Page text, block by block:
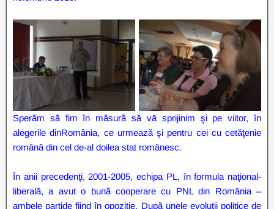
Sperăm să fim în măsură să vă sprijinim şi pe viitor, în
alegerile dinRomânia, ce urmează şi pentru cei cu cetăţenie
română din cel de-al doilea stat românesc.
În anii precedenţi, 2001-2005, echipa PL, în formula naţional-
liberală, a avut o bună cooperare cu PNL din România –
ambele partide fiind în opoziţie. După unele evoluţii politice de